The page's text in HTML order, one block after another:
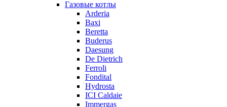
Газовые котлы
Arderia
Baxi
Beretta
Buderus
Daesung
De Dietrich
Ferroli
Fondital
Hydrosta
ICI Caldaie
Immergas